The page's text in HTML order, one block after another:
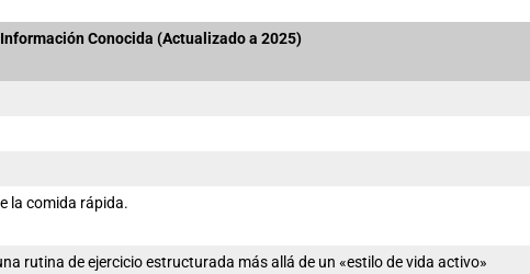
Información Conocida (Actualizado a 2025)
la comida rápida.
rutina de ejercicio estructurada más allá de un «estilo de vida activo»